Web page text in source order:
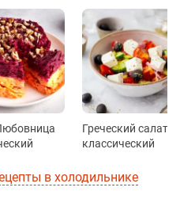
Греческий салат
классический
в холодильнике